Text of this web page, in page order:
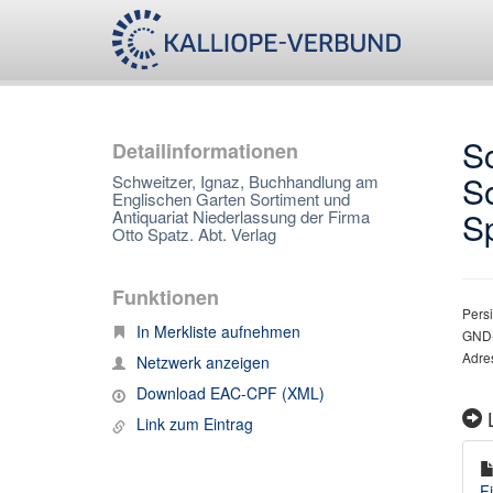
Detailinformationen
Schweitzer, Ignaz, Buchhandlung am
Englischen Garten Sortiment und
Antiquariat Niederlassung der Firma
Otto Spatz. Abt. Verlag
Funktionen
In Merkliste aufnehmen
Netzwerk anzeigen
Download EAC-CPF (XML)
Link zum Eintrag